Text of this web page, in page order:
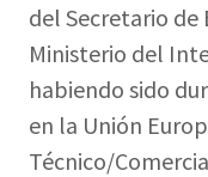
del Secretario de
Ministerio del
habiendo sido
en la Unión
Técnico/